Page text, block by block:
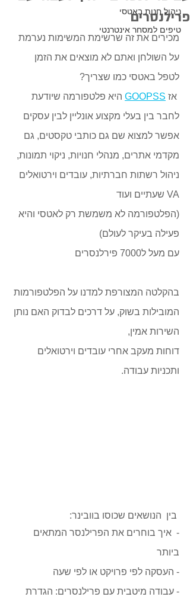
ניהול חנות באטסי
טיפים למסחר אינטרנטי
פרילנסרים
מכירים את זה שרשימת המשימות נערמת
על השולחן ואתם לא מוצאים את הזמן
לטפל באטסי כמו שצריך?
GOOPSS היא פלטפורמה שיודעת
לחבר בין בעלי מקצוע אונליין לבין עסקים
אפשר למצוא שם גם כותבי טקסטים, גם
מקדמי אתרים, מנהלי חנויות, ניקוי תמונות,
ניהול רשתות חברתיות, עובדים וירטואלים
VA שעתיים ועוד
(הפלטפורמה לא משמשת רק לאטסי והיא
פעילה בעיקר לעולם)
עם מעל ל7000 פירלנסרים
בהקלטה המצורפת למדנו על הפלטפורמות
המובילות בשוק, על דרכים לבדוק האם נותן
השירות אמין,
דוחות מעקב אחרי עובדים וירטואלים
ותכניות עבודה.
-  איך בוחרים את הפרילנסר המתאים
ביותר
- העסקה לפי פרויקט או לפי שעה
- עבודה מיטבית עם פרילנסרים: הגדרת